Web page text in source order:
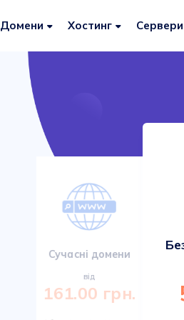
Домени Хостинг Сервери
Сучасні домени
від
161.00 грн.